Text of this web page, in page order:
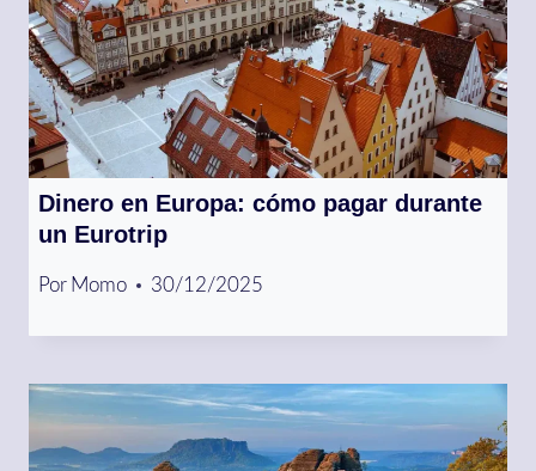
Dinero en Europa: cómo pagar durante
un Eurotrip
Por Momo 30/12/2025